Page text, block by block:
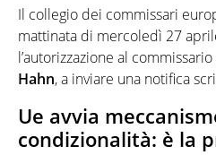
Il collegio dei commissari
mattinata di mercoledì 27
l’autorizzazione al
Hahn, a inviare una notifica
Ue avvia
condizionalità: è la